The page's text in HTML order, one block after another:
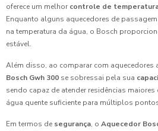
oferece um melhor controle de
Enquanto alguns aquecedores de
na temperatura da água, o Bosch
estável.
Além disso, ao comparar com aquecedores
Bosch Gwh 300 se sobressai pela sua
sendo capaz de atender residências
água quente suficiente para múltiplos
Em termos de segurança, o Aquecedor